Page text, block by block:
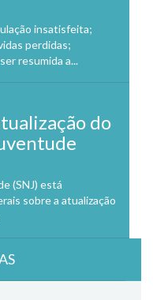
insatisfeita;
perdidas;
resumida a...
do
(SNJ) está
sobre a atualização